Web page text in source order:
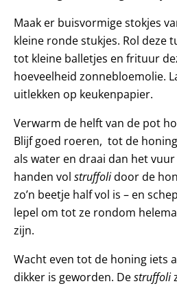
Maak er buisvormige stokjes
kleine ronde stukjes. Rol deze
tot kleine balletjes en frituur
hoeveelheid zonnebloemolie.
uitlekken op keukenpapier.
Verwarm de helft van de pot
Blijf goed roeren, tot de
als water en draai dan het
handen vol struffolidoor de
zo’n beetje half vol is – en
lepel om tot ze rondom
zijn.
Wacht even tot de honing iets
dikker is geworden. Destruffoli